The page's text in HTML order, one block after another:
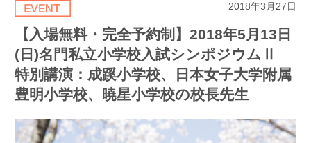
2018年3月27日
【入場無料・完全予約制】2018年5月13日
(日)名門私立小学校入試シンポジウムⅡ
特別講演：成蹊小学校、日本女子大学附属
豊明小学校、暁星小学校の校長先生